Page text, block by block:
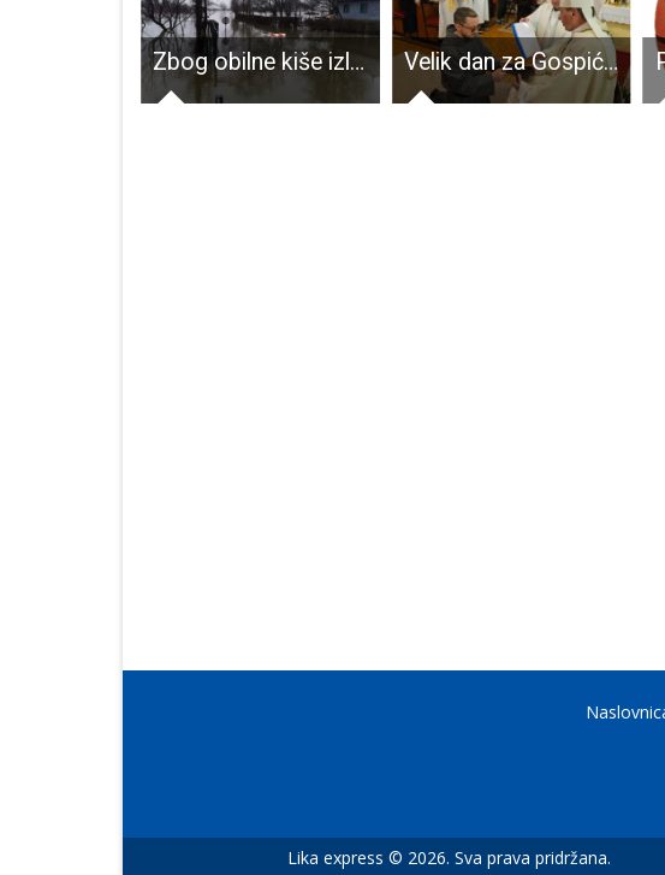
Zbog obilne kiše izlila se voda na nekoliko lokalnih cesta na gospićkom području Velik dan za Gospićko-senjsku biskupiju: Prvi pustinjak položio doživotne zavjete
Lika express © 2026. Sva prava pridržana.